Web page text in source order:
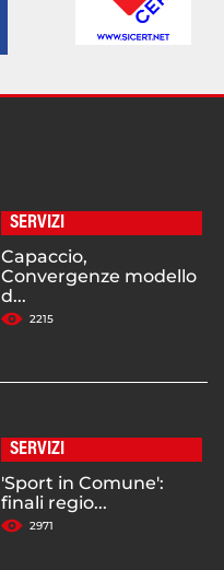
SERVIZI
Capaccio,
Convergenze modello
d...
2215
SERVIZI
'Sport in Comune':
finali regio...
2971